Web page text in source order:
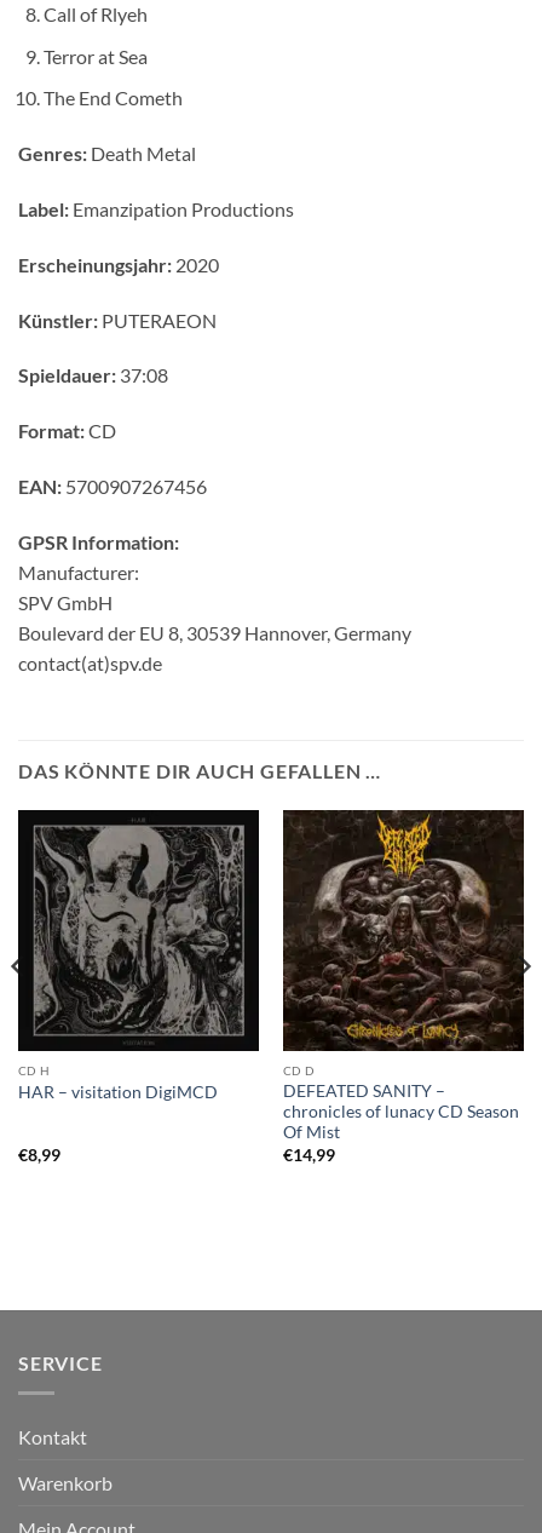
Call of Rlyeh
Terror at Sea
The End Cometh
Genres: Death Metal
Label: Emanzipation Productions
Erscheinungsjahr: 2020
Künstler: PUTERAEON
Spieldauer: 37:08
Format:CD
EAN: 5700907267456
GPSR Information:
Manufacturer:
SPV GmbH
Boulevard der EU 8, 30539 Hannover, Germany
contact(at)spv.de
DAS KÖNNTE DIR AUCH GEFALLEN …
CD H
HAR – visitation DigiMCD
€8,99
CD D
DEFEATED SANITY –
chronicles of lunacy CD Season
Of Mist
€14,99
SERVICE
Kontakt
Warenkorb
Mein Account